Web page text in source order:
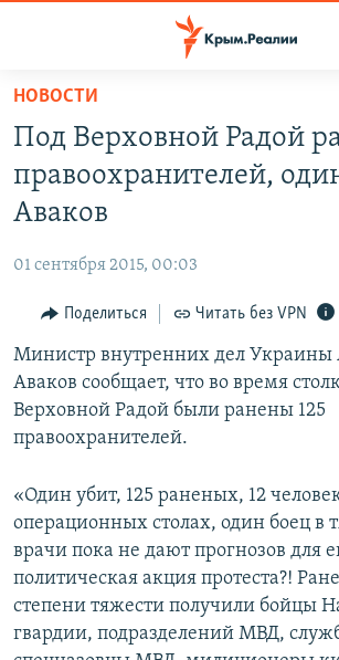
Вернуться
основному
содержанию
Вернутся
главной
навигации
Вернутся
поиску
СПЕЦПРОЕКТЫ
11 ЛЕТ ОККУПАЦИИ КРЫМА. 11 ИСТОРИЙ
ВОДА
ЕЩЕ
ИНТЕРАКТИВ
ИНФОГРАФИКА
ТЕЛЕПРОЕКТ КРЫМ.РЕАЛИИ
СОВЕТЫ ПРАВОЗАЩИТНИКОВ
ПОБЕДИТЕЛЕЙ НЕ СУДЯТ?
КРЫМ.НЕПОКОРЕННЫЙ
УКРАИНСКАЯ ПРОБЛЕМА КРЫМА
РАДІО СВОБОДА
КАК ОБОЙТИ БЛОКИРОВКУ
Українською
Qırımtatar
НОВОСТИ
Под Верховной Радой
правоохранителей,
Аваков
01 сентября 2015, 00:03
Поделиться Читать без VPN
Министр внутренних дел Украины
Аваков сообщает, что во время
Верховной Радой были ранены 125
правоохранителей.
«Один убит, 125 раненых, 12
операционных столах, один боец в
врачи пока не дают прогнозов для
политическая акция протеста?!
степени тяжести получили бойцы
гвардии, подразделений МВД,